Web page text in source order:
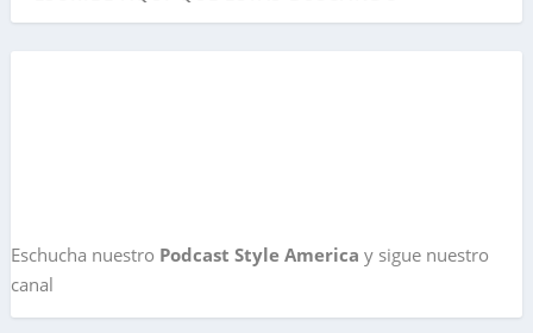
Eschucha nuestro Podcast Style America y sigue nuestro
canal